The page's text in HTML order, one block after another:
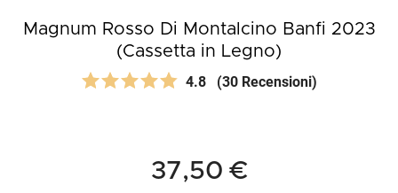
Magnum Rosso Di Montalcino Banfi 2023
(Cassetta in Legno)
4.8 (30 Recensioni)
37,50 €